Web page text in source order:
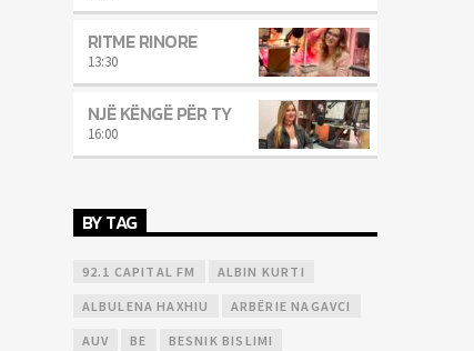
RITME RINORE
13:30
NJË KËNGË PËR TY
16:00
BY TAG
92.1 CAPITAL FM ALBIN KURTI
ALBULENA HAXHIU ARBËRIE NAGAVCI
AUV BE BESNIK BISLIMI